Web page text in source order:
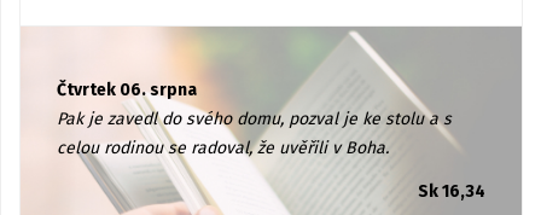
Čtvrtek 06. srpna
Pak je zavedl do svého domu, pozval je ke stolu a s
celou rodinou se radoval, že uvěřili v Boha.
Sk 16,34